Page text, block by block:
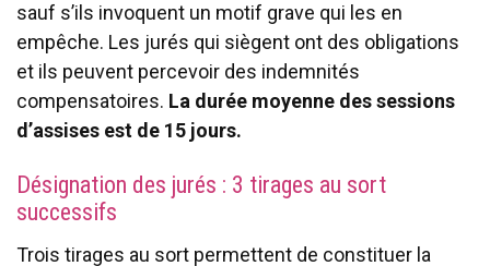
sauf s’ils invoquent un motif grave qui les en
empêche. Les jurés qui siègent ont des obligations
et ils peuvent percevoir des indemnités
compensatoires. La durée moyenne des sessions
d’assises est de 15 jours.
Désignation des jurés : 3 tirages au sort
successifs
Trois tirages au sort permettent de constituer la